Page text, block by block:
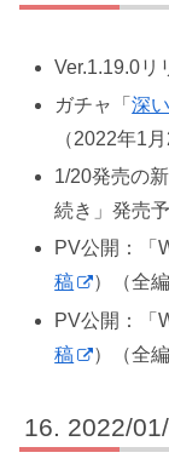
Ver.1.19.0リ
ガチャ「深
（2022年1
1/20発売の
続き」発売
PV公開：「
稿
）（全
PV公開：「
稿
）（全
2022/